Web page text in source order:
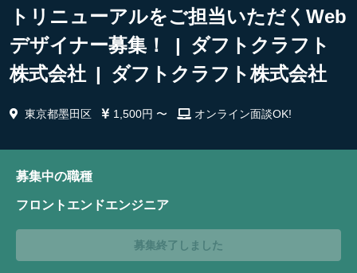
トリニューアルをご担当いただくWeb
デザイナー募集！ | ダフトクラフト
株式会社 | ダフトクラフト株式会社
東京都墨田区 1,500円 〜 オンライン面談OK!
募集中の職種
フロントエンドエンジニア
募集終了しました